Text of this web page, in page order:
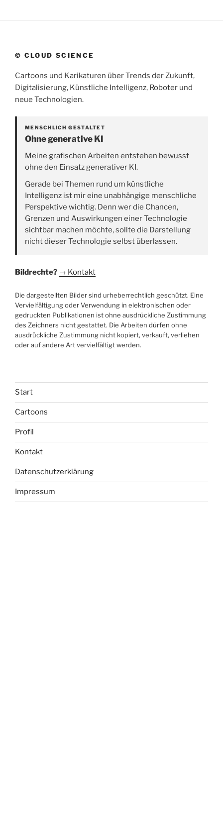
© CLOUD SCIENCE
Cartoons und Karikaturen über Trends der Zukunft,
Digitalisierung, Künstliche Intelligenz, Roboter und
neue Technologien.
MENSCHLICH GESTALTET
Ohne generative KI
Meine grafischen Arbeiten entstehen bewusst
ohne den Einsatz generativer KI.
Gerade bei Themen rund um künstliche
Intelligenz ist mir eine unabhängige menschliche
Perspektive wichtig. Denn wer die Chancen,
Grenzen und Auswirkungen einer Technologie
sichtbar machen möchte, sollte die Darstellung
nicht dieser Technologie selbst überlassen.
Bildrechte? → Kontakt
Die dargestellten Bilder sind urheberrechtlich geschützt. Eine
Vervielfältigung oder Verwendung in elektronischen oder
gedruckten Publikationen ist ohne ausdrückliche Zustimmung
des Zeichners nicht gestattet. Die Arbeiten dürfen ohne
ausdrückliche Zustimmung nicht kopiert, verkauft, verliehen
oder auf andere Art vervielfältigt werden.
Start
Cartoons
Profil
Kontakt
Datenschutzerklärung
Impressum